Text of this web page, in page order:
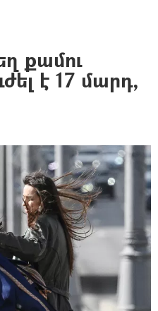
քամու
է 17 մարդ,